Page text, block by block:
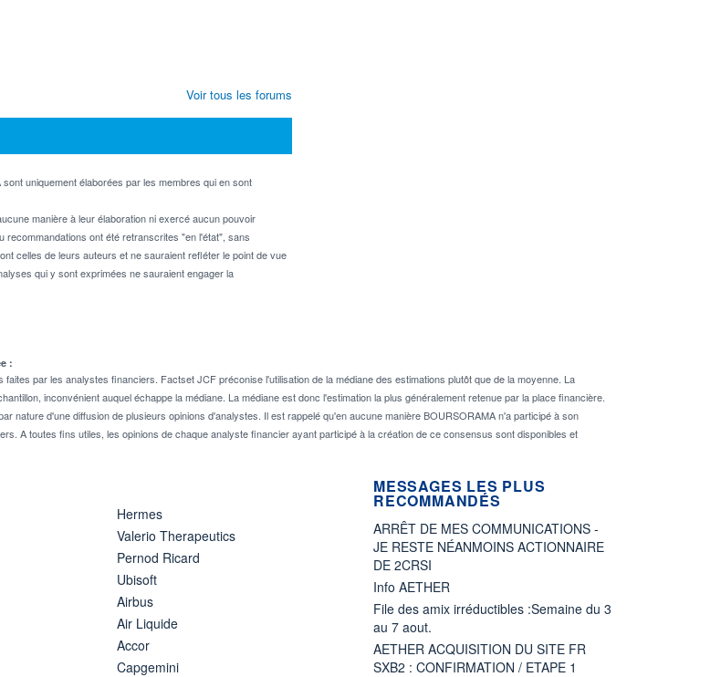
uniquement élaborées par les membres qui en sont
manière à leur élaboration ni exercé aucun pouvoir
ont été retranscrites "en l'état", sans
celles de leurs auteurs et ne sauraient refléter le point de vue
qui y sont exprimées ne sauraient engager la
Voir tous les forums
:
par les analystes financiers. Factset JCF préconise l'utilisation de la médiane des estimations plutôt que de la moyenne. La
inconvénient auquel échappe la médiane. La médiane est donc l'estimation la plus généralement retenue par la place financière.
d'une diffusion de plusieurs opinions d'analystes. Il est rappelé qu'en aucune manière BOURSORAMA n'a participé à son
A toutes fins utiles, les opinions de chaque analyste financier ayant participé à la création de ce consensus sont disponibles et
Hermes
Valerio Therapeutics
Pernod Ricard
Ubisoft
Airbus
Air Liquide
Accor
Capgemini
MESSAGES LES PLUS
RECOMMANDÉS
ARRÊT DE MES COMMUNICATIONS -
JE RESTE NÉANMOINS ACTIONNAIRE
DE 2CRSI
Info AETHER
File des amix irréductibles :Semaine du 3
au 7 aout.
AETHER ACQUISITION DU SITE FR
SXB2 : CONFIRMATION / ETAPE 1